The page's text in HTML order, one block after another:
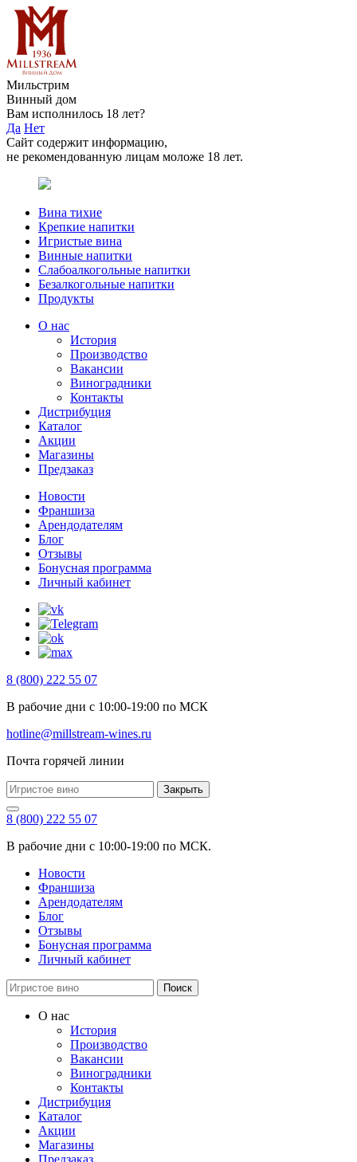
Мильстрим
Винный дом
Вам исполнилось 18 лет?
Да Нет
Сайт содержит информацию,
не рекомендованную лицам моложе 18 лет.
Вина тихие
Крепкие напитки
Игристые вина
Винные напитки
Слабоалкогольные напитки
Безалкогольные напитки
Продукты
О нас
История
Производство
Вакансии
Виноградники
Контакты
Дистрибуция
Каталог
Акции
Магазины
Предзаказ
Новости
Франшиза
Арендодателям
Блог
Отзывы
Бонусная программа
Личный кабинет
8 (800) 222 55 07
В рабочие дни с 10:00-19:00 по МСК
hotline@millstream-wines.ru
Почта горячей линии
Закрыть
8 (800) 222 55 07
В рабочие дни с 10:00-19:00 по МСК.
Новости
Франшиза
Арендодателям
Блог
Отзывы
Бонусная программа
Личный кабинет
Поиск
О нас
История
Производство
Вакансии
Виноградники
Контакты
Дистрибуция
Каталог
Акции
Магазины
Предзаказ